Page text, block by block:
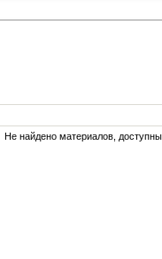
Не найдено материалов,